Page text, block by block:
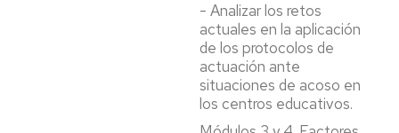
- Analizar los retos
actuales en la aplicación
de los protocolos de
actuación ante
situaciones de acoso en
los centros educativos.